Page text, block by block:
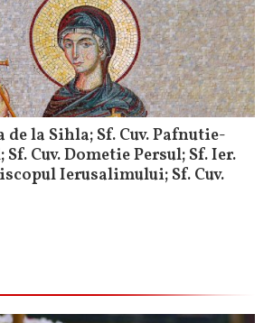
de la Sihla; Sf. Cuv. Pafnutie-
Cuv. Dometie Persul; Sf. Ier.
Ierusalimului; Sf. Cuv.